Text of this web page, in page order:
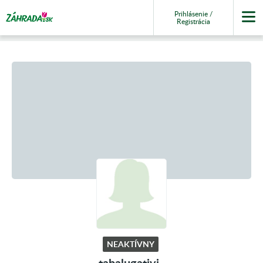
Prihlásenie /
Registrácia
NEAKTÍVNY